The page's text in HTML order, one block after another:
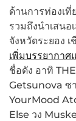
ด้านการท่องเที่
รวมถึงนำเสนอ
จังหวัดระยอง
เพิ่มบรรยากา
ชื่อดัง อาทิ
Getsunova ซ
YourMood
Else วง